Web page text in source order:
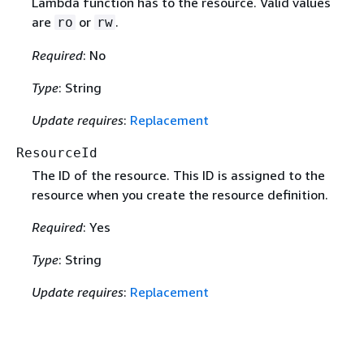
are ro or rw .
Required: No
Type: String
Update requires: Replacement
ResourceId
The ID of the resource. This ID is assigned to the
resource when you create the resource definition.
Required: Yes
Type: String
Update requires: Replacement